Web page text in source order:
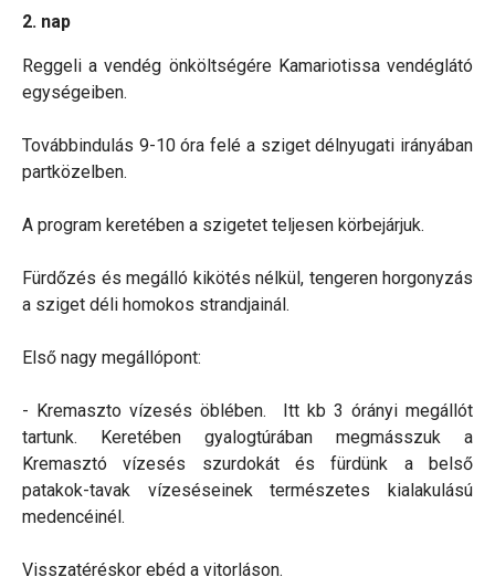
2. nap
Reggeli a vendég önköltségére Kamariotissa vendéglátó
egységeiben.
Továbbindulás 9-10 óra felé a sziget délnyugati irányában
partközelben.
A program keretében a szigetet teljesen körbejárjuk.
Fürdőzés és megálló kikötés nélkül, tengeren horgonyzás
a sziget déli homokos strandjainál.
Első nagy megállópont:
- Kremaszto vízesés öblében. Itt kb 3 órányi megállót
tartunk. Keretében gyalogtúrában megmásszuk a
Kremasztó vízesés szurdokát és fürdünk a belső
patakok-tavak vízeséseinek természetes kialakulású
medencéinél.
Visszatéréskor ebéd a vitorláson.